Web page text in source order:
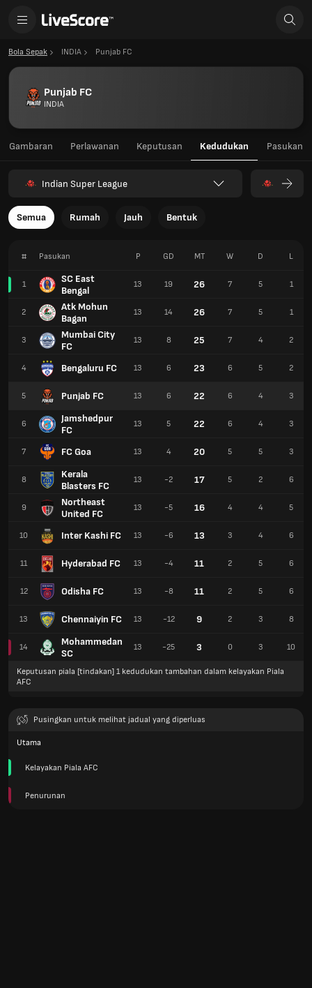
Bola Sepak INDIA Punjab FC
Punjab FC
INDIA
Gambaran Perlawanan Keputusan Kedudukan Pasukan
Indian Super League
Semua Rumah Jauh Bentuk
# Pasukan
1
SC East
Bengal
2
Atk Mohun
Bagan
3
Mumbai City
FC
4 Bengaluru FC
5 Punjab FC
6
Jamshedpur
FC
7 FC Goa
8
Kerala
Blasters FC
9
Northeast
United FC
10 Inter Kashi FC
11 Hyderabad FC
12 Odisha FC
13 Chennaiyin FC
14
Mohammedan
SC
P GD MT W D L
13 19 26 7 5 1
13 14 26 7 5 1
13 8 25 7 4 2
13 6 23 6 5 2
13 6 22 6 4 3
13 5 22 6 4 3
13 4 20 5 5 3
13 -2 17 5 2 6
13 -5 16 4 4 5
13 -6 13 3 4 6
13 -4 11 2 5 6
13 -8 11 2 5 6
13 -12 9 2 3 8
13 -25 3 0 3 10
Keputusan piala [tindakan] 1 kedudukan tambahan dalam kelayakan Piala
AFC
Pusingkan untuk melihat jadual yang diperluas
Utama
Kelayakan Piala AFC
Penurunan